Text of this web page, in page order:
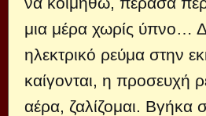
μια μέρα χωρίς ύπνο…
ηλεκτρικό ρεύμα στην
καίγονται, η προσευχή
αέρα, ζαλίζομαι. Βγήκα